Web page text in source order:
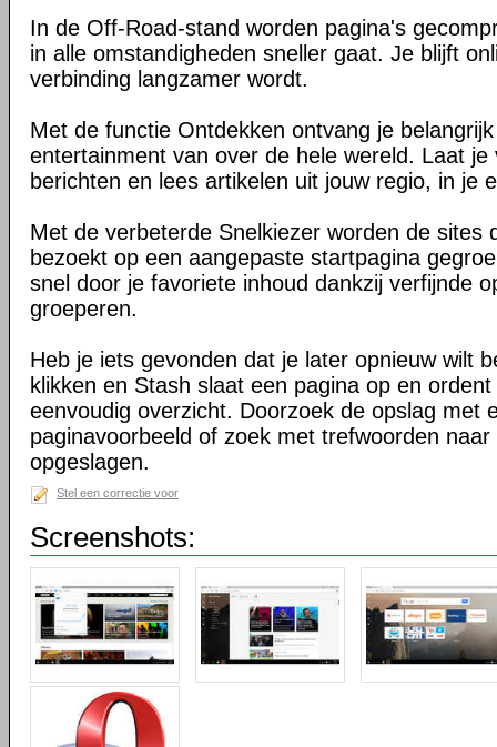
In de Off-Road-stand worden pagina's
in alle omstandigheden sneller gaat. Je blijft
verbinding langzamer wordt.
Met de functie Ontdekken ontvang je
entertainment van over de hele wereld. Laat je
berichten en lees artikelen uit jouw regio, in je
Met de verbeterde Snelkiezer worden de sites
bezoekt op een aangepaste startpagina
snel door je favoriete inhoud dankzij verfijnde
groeperen.
Heb je iets gevonden dat je later opnieuw wilt
klikken en Stash slaat een pagina op en ordent
eenvoudig overzicht. Doorzoek de opslag met
paginavoorbeeld of zoek met trefwoorden
opgeslagen.
Stel een correctie voor
Screenshots: